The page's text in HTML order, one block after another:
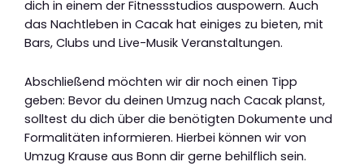
dich in einem der Fitnessstudios auspowern. Auch
das Nachtleben in Cacak hat einiges zu bieten, mit
Bars, Clubs und Live-Musik Veranstaltungen.
Abschließend möchten wir dir noch einen Tipp
geben: Bevor du deinen Umzug nach Cacak planst,
solltest du dich über die benötigten Dokumente und
Formalitäten informieren. Hierbei können wir von
Umzug Krause aus Bonn dir gerne behilflich sein.